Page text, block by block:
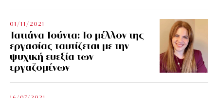
01/11/2021
Τατιάνα Τούντα: Το μέλλον της
εργασίας ταυτίζεται με την
ψυχική ευεξία των
εργαζομένων